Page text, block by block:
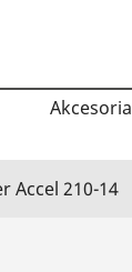
Akcesoria
Accel 210-14